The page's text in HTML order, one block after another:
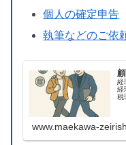
個人の確定申告
執筆などのご依
経
経
税
www.maekawa-